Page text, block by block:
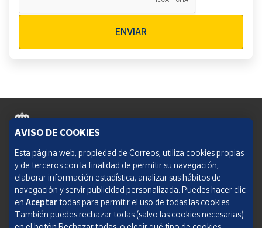
ENVIAR
Política de cookies
Aviso legal
Condiciones del servicio
Política de Privacidad Web
AVISO DE COOKIES
Esta página web, propiedad de Correos, utiliza cookies propias
y de terceros con la finalidad de permitir su navegación,
elaborar información estadística, analizar sus hábitos de
navegación y servir publicidad personalizada. Puedes hacer clic
en Aceptar todas para permitir el uso de todas las cookies.
También puedes rechazar todas (salvo las cookies necesarias)